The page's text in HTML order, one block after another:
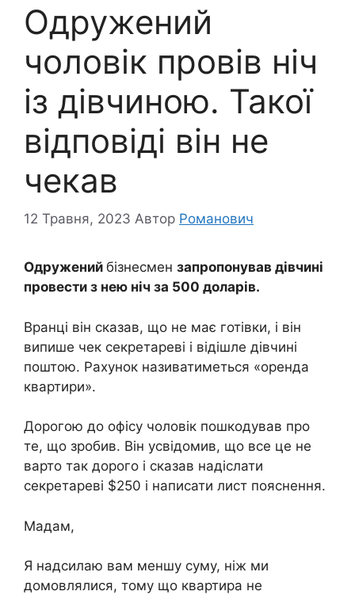
Одружений
чоловік провів ніч
із дівчиною. Такої
відповіді він не
чекав
12 Травня, 2023 Автор Романович
Одружений бізнесмен запропонував дівчині
провести з нею ніч за 500 доларів.
Вранці він сказав, що не має готівки, і він
випише чек секретареві і відішле дівчині
поштою. Рахунок називатиметься «оренда
квартири».
Дорогою до офісу чоловік пошкодував про
те, що зробив. Він усвідомив, що все це не
варто так дорого і сказав надіслати
секретареві $250 і написати лист пояснення.
Мадам,
Я надсилаю вам меншу суму, ніж ми
домовлялися, тому що квартира не